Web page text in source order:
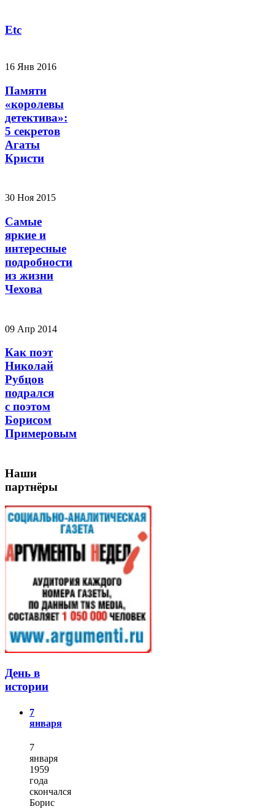
Etc
16 Янв 2016
Памяти
«королевы
детектива»:
5 секретов
Агаты
Кристи
30 Ноя 2015
Самые
яркие и
интересные
подробности
из жизни
Чехова
09 Апр 2014
Как поэт
Николай
Рубцов
подрался
с поэтом
Борисом
Примеровым
Наши
партнёры
День в
истории
7
января
7
января
1959
года
скончался
Борис